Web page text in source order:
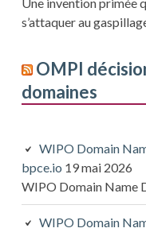
s’attaquer au
OMPI
domaines
WIPO Domain
bpce.io 19 mai 2026
WIPO Domain Name
WIPO Domain